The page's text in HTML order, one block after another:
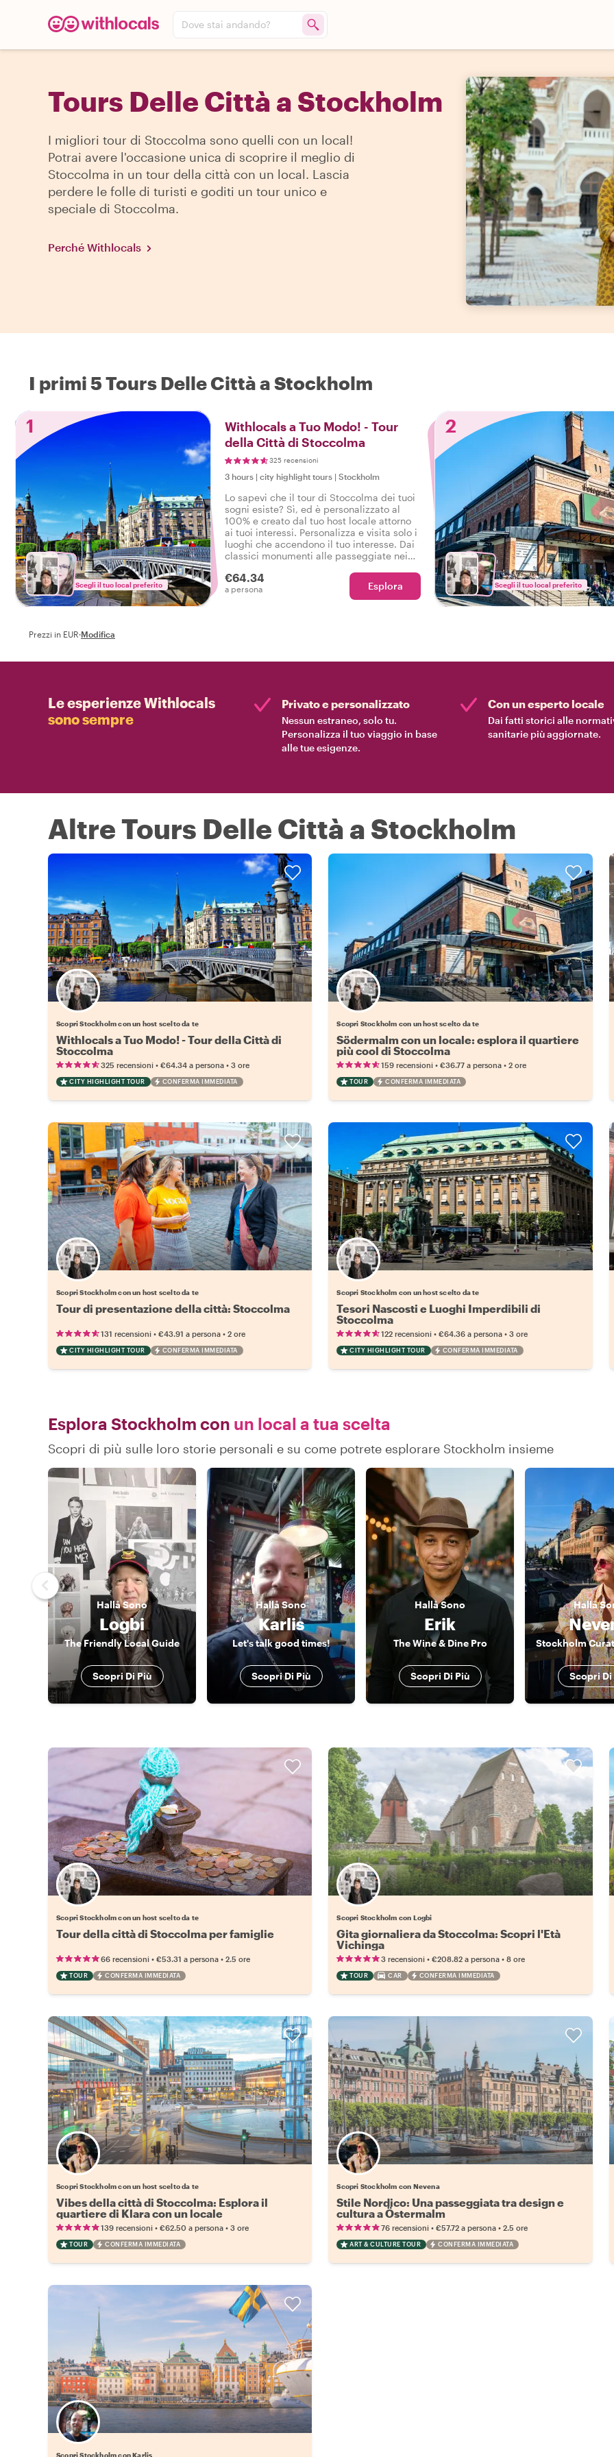
Dove stai andando?
Tours Delle Città a Stockholm
I migliori tour di Stoccolma sono quelli con un local!
Potrai avere l'occasione unica di scoprire il meglio di
Stoccolma in un tour della città con un local. Lascia
perdere le folle di turisti e goditi un tour unico e
speciale di Stoccolma.
Perché Withlocals
I primi 5 Tours Delle Città a Stockholm
1
Scegli il tuo local preferito
Withlocals a Tuo Modo! - Tour
della Città di Stoccolma
325 recensioni
3 hours | city highlight tours | Stockholm
Lo sapevi che il tour di Stoccolma dei tuoi
sogni esiste? Sì, ed è personalizzato al
100% e creato dal tuo host locale attorno
ai tuoi interessi. Personalizza e visita solo i
luoghi che accendono il tuo interesse. Dai
classici monumenti alle passeggiate nei
comandi!
€64.34
a persona Esplora
2
Scegli il tuo local preferito
Prezzi in EUR·Modifica
Le esperienze Withlocals
sono sempre
Privato e personalizzato
Nessun estraneo, solo tu.
Personalizza il tuo viaggio in base
alle tue esigenze.
Con un esperto locale
Dai fatti storici alle
sanitarie più aggiornate.
Altre Tours Delle Città a Stockholm
Scegli il tuo local preferito
Scopri Stockholm con un host scelto da te
Withlocals a Tuo Modo! - Tour della Città di
Stoccolma
325 recensioni • €64.34 a persona • 3 ore
CITY HIGHLIGHT TOUR CONFERMA IMMEDIATA
Scegli il tuo local preferito
Scopri Stockholm con un host scelto da te
Södermalm con un locale: esplora il quartiere
più cool di Stoccolma
159 recensioni •€36.77 a persona •2 ore
TOUR CONFERMA IMMEDIATA
Scegli il tuo local preferito
Scopri Stockholm con un host scelto da te
Tour di presentazione della città: Stoccolma
131 recensioni • €43.91 a persona • 2 ore
CITY HIGHLIGHT TOUR CONFERMA IMMEDIATA
Scegli il tuo local preferito
Scopri Stockholm con un host scelto da te
Tesori Nascosti e Luoghi Imperdibili di
Stoccolma
122 recensioni •€64.36 a persona •3 ore
CITY HIGHLIGHT TOUR CONFERMA IMMEDIATA
Esplora Stockholm con un local a tua scelta
Scopri di più sulle loro storie personali e su come potrete esplorare Stockholm insieme
HallåSono
Logbi
The Friendly Local Guide
Scopri Di Più
HallåSono
Karlis
Let's talk good times!
Scopri Di Più
HallåSono
Erik
The Wine & Dine Pro
Scopri Di Più
Hallå
Scopri Di
Scegli il tuo local preferito
Scopri Stockholm con un host scelto da te
Tour della città di Stoccolma per famiglie
66 recensioni • €53.31 a persona • 2.5 ore
TOUR CONFERMA IMMEDIATA
Scopri Stockholm con Logbi
Gita giornaliera da Stoccolma: Scopri l'Età
Vichinga
3 recensioni •€208.82 a persona •8 ore
TOUR CAR CONFERMA IMMEDIATA
Scegli il tuo local preferito
Scopri Stockholm con un host scelto da te
Vibes della città di Stoccolma: Esplora il
quartiere di Klara con un locale
139 recensioni • €62.50 a persona • 3 ore
TOUR CONFERMA IMMEDIATA
Scopri Stockholm con Nevena
Stile Nordico: Una passeggiata tra design e
cultura a Östermalm
76 recensioni •€57.72 a persona •2.5 ore
ART & CULTURE TOUR CONFERMA IMMEDIATA
Scopri Stockholm con Karlis